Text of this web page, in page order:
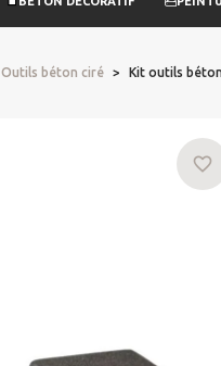
Outils béton ciré Kit outils
favorite_border